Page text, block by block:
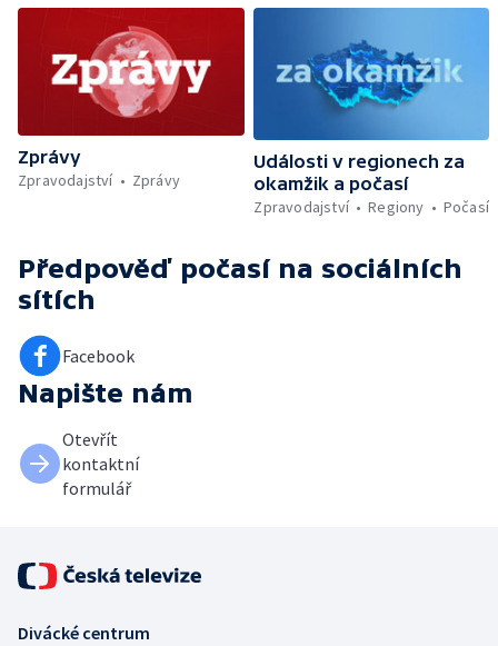
Zprávy
Zpravodajství
Zprávy
Události v regionech za
okamžik a počasí
Zpravodajství
Regiony Počasí
Předpověď počasí na sociálních
sítích
Facebook
Napište nám
Otevřít
kontaktní
formulář
Divácké centrum